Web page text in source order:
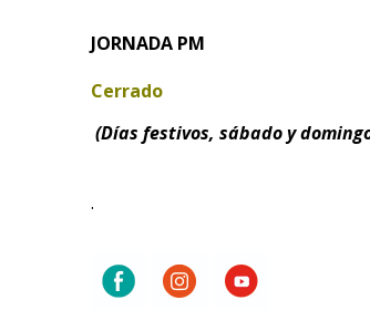
JORNADA PM
Cerrado
(Días festivos, sábado y domingo
.